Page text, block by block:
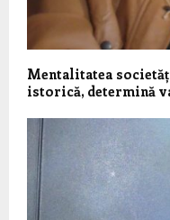
Mentalitatea
istorică, determină